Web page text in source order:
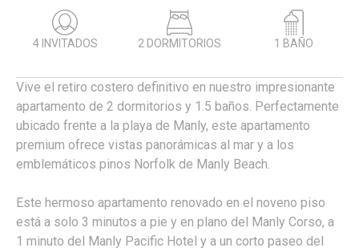
4 INVITADOS 2 DORMITORIOS 1 BAÑO
Vive el retiro costero definitivo en nuestro impresionante
apartamento de 2 dormitorios y 1.5 baños. Perfectamente
ubicado frente a la playa de Manly, este apartamento
premium ofrece vistas panorámicas al mar y a los
emblemáticos pinos Norfolk de Manly Beach.
Este hermoso apartamento renovado en el noveno piso
está a solo 3 minutos a pie y en plano del Manly Corso, a
1 minuto del Manly Pacific Hotel y a un corto paseo del